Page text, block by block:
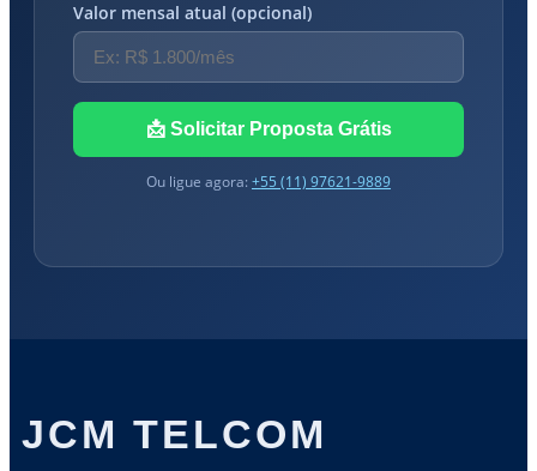
Valor mensal atual (opcional)
📩 Solicitar Proposta Grátis
Ou ligue agora: +55 (11) 97621-9889
JCM TELCOM